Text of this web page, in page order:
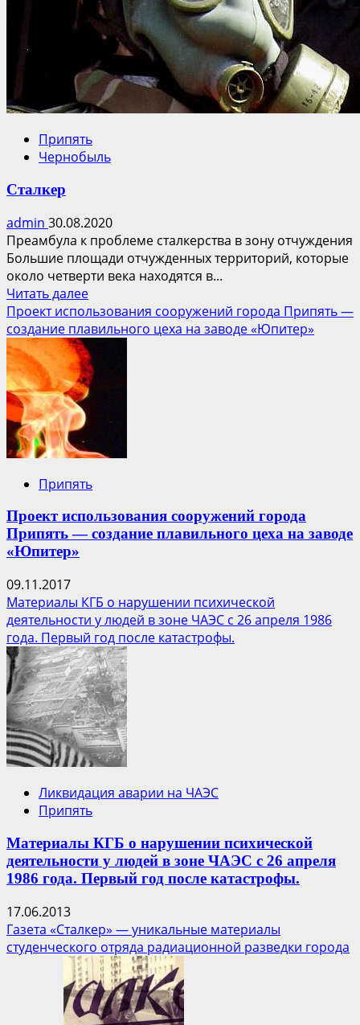
Припять
Чернобыль
Сталкер
admin 30.08.2020
Преамбула к проблеме сталкерства в зону отчуждения
Большие площади отчужденных территорий, которые
около четверти века находятся в...
Читать далееПрочитать
больше
о
Сталкер
Проект использования сооружений города Припять —
создание плавильного цеха на заводе «Юпитер»
Припять
Проект использования сооружений города
Припять — создание плавильного цеха на заводе
«Юпитер»
09.11.2017
Материалы КГБ о нарушении психической
деятельности у людей в зоне ЧАЭС с 26 апреля 1986
года. Первый год после катастрофы.
Ликвидация аварии на ЧАЭС
Припять
Материалы КГБ о нарушении психической
деятельности у людей в зоне ЧАЭС с 26 апреля
1986 года. Первый год после катастрофы.
17.06.2013
Газета «Сталкер» — уникальные материалы
студенческого отряда радиационной разведки города